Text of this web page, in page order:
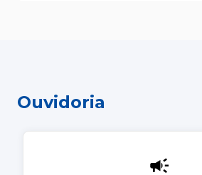
Ouvidoria